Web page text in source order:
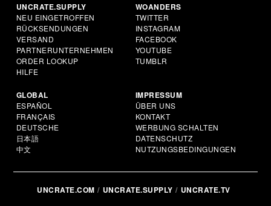
UNCRATE.SUPPLY
NEU EINGETROFFEN
RÜCKSENDUNGEN
VERSAND
PARTNERUNTERNEHMEN
ORDER LOOKUP
HILFE
WOANDERS
TWITTER
INSTAGRAM
FACEBOOK
YOUTUBE
TUMBLR
GLOBAL
ESPAÑOL
FRANÇAIS
DEUTSCHE
日本語
中文
IMPRESSUM
ÜBER UNS
KONTAKT
WERBUNG SCHALTEN
DATENSCHUTZ
NUTZUNGSBEDINGUNGEN
UNCRATE.COM UNCRATE.SUPPLY UNCRATE.TV